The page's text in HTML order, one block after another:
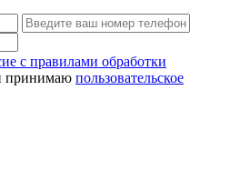
с правилами обработки
принимаю пользовательское